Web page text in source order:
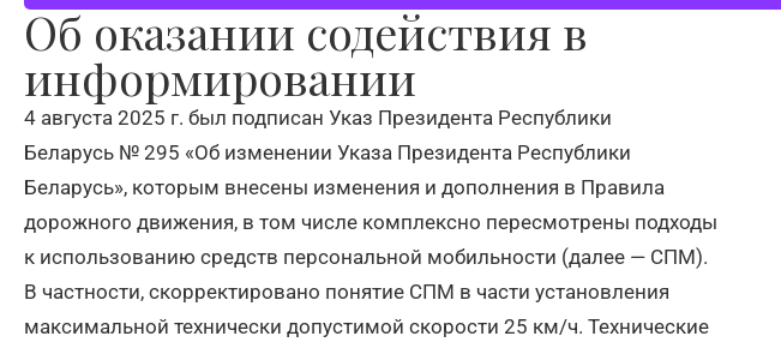
Об оказании содействия в
информировании
4 августа 2025 г. был подписан Указ Президента Республики
Беларусь № 295 «Об изменении Указа Президента Республики
Беларусь», которым внесены изменения и дополнения в Правила
дорожного движения, в том числе комплексно пересмотрены подходы
к использованию средств персональной мобильности (далее — СПМ).
В частности, скорректировано понятие СПМ в части установления
максимальной технически допустимой скорости 25 км/ч. Технические